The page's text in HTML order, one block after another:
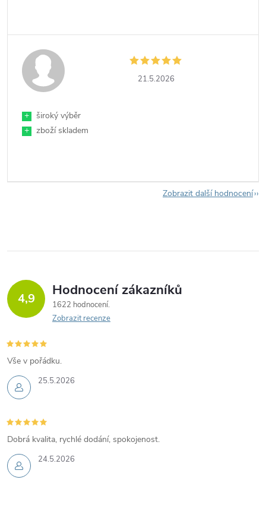
21.5.2026
+
široký výběr
+
zboží skladem
Zobrazit další hodnocení
4,9 Hodnocení zákazníků
1622 hodnocení
Zobrazit recenze
25.5.2026
Vše v pořádku.
24.5.2026
Dobrá kvalita, rychlé dodání, spokojenost.